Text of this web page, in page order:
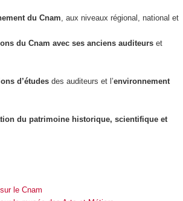
du Cnam, aux niveaux régional, national et
du Cnam avec ses anciens auditeurset
d’étudesdes auditeurs et l’environnement
du patrimoine historique, scientifique et
le Cnam